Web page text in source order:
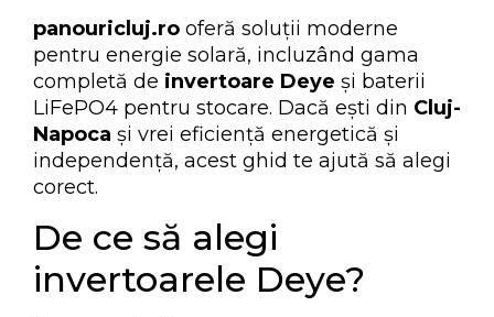
panouricluj.ro oferă soluții moderne
pentru energie solară, incluzând gama
completă de invertoare Deye și baterii
LiFePO4 pentru stocare. Dacă ești din Cluj-
Napoca și vrei eficiență energetică și
independență, acest ghid te ajută să alegi
corect.
De ce să alegi
invertoarele Deye?